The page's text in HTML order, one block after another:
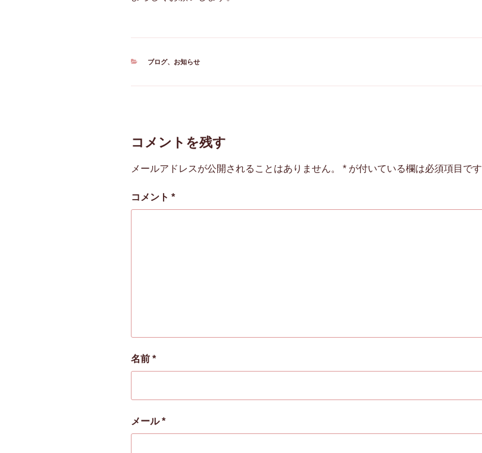
カ
ブログ、 お知らせ
コメントを残す
メールアドレスが公開されることはありません。 * が付いている欄は必須項目です
コメント *
名前 *
メール*